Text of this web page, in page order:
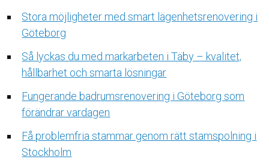
Stora möjligheter med smart lägenhetsrenovering i
Göteborg
Så lyckas du med markarbeten i Täby – kvalitet,
hållbarhet och smarta lösningar
Fungerande badrumsrenovering i Göteborg som
förändrar vardagen
Få problemfria stammar genom rätt stamspolning i
Stockholm